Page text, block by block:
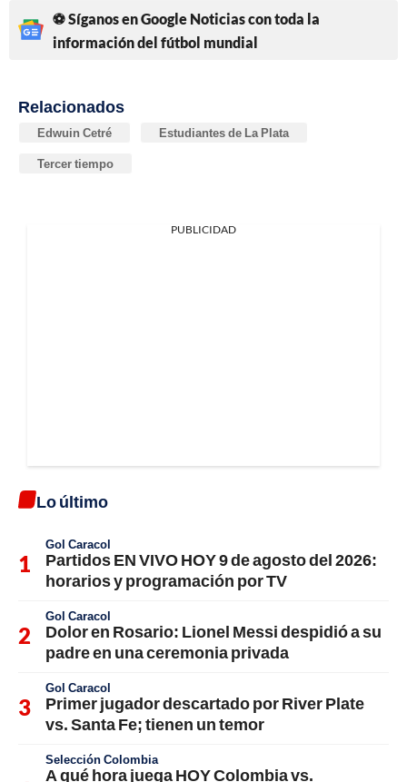
⚽ Síganos en Google Noticias con toda la
información del fútbol mundial
Relacionados
Edwuin Cetré Estudiantes de La Plata
Tercer tiempo
PUBLICIDAD
Lo último
Gol Caracol
Partidos EN VIVO HOY 9 de agosto del 2026:
horarios y programación por TV
Gol Caracol
Dolor en Rosario: Lionel Messi despidió a su
padre en una ceremonia privada
Gol Caracol
Primer jugador descartado por River Plate
vs. Santa Fe; tienen un temor
Selección Colombia
A qué hora juega HOY Colombia vs.